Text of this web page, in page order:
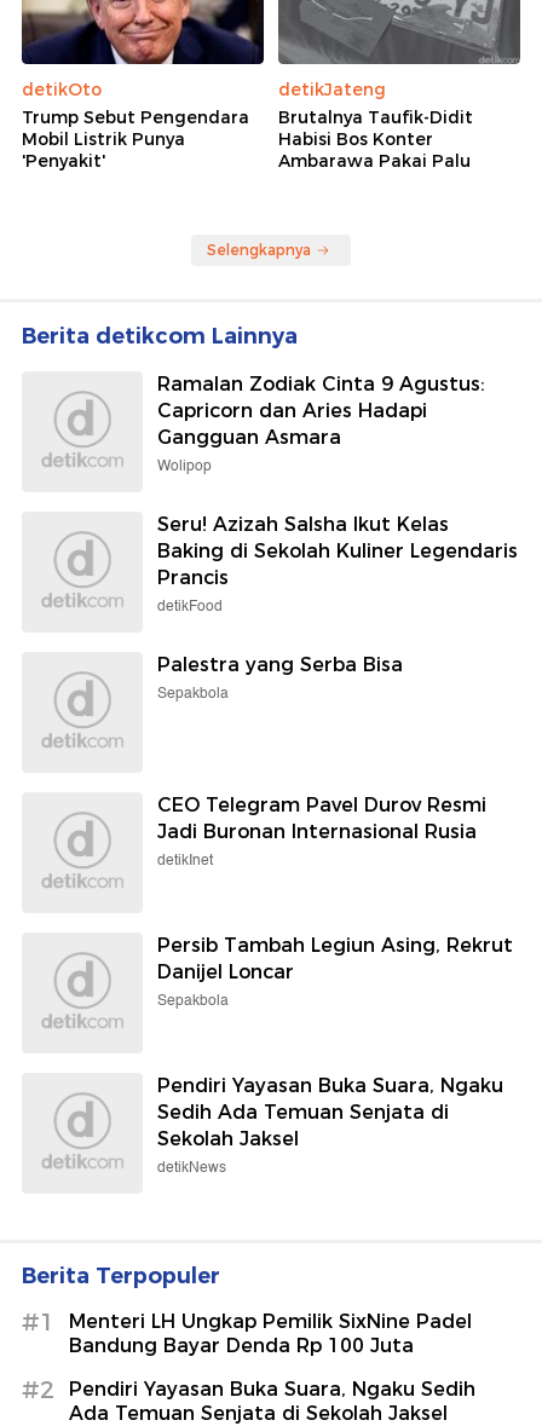
detikOto
Trump Sebut Pengendara
Mobil Listrik Punya
'Penyakit'
detikJateng
Brutalnya Taufik-Didit
Habisi Bos Konter
Ambarawa Pakai Palu
Selengkapnya
Berita detikcom Lainnya
Ramalan Zodiak Cinta 9 Agustus:
Capricorn dan Aries Hadapi
Gangguan Asmara
Wolipop
Seru! Azizah Salsha Ikut Kelas
Baking di Sekolah Kuliner Legendaris
Prancis
detikFood
Palestra yang Serba Bisa
Sepakbola
CEO Telegram Pavel Durov Resmi
Jadi Buronan Internasional Rusia
detikInet
Persib Tambah Legiun Asing, Rekrut
Danijel Loncar
Sepakbola
Pendiri Yayasan Buka Suara, Ngaku
Sedih Ada Temuan Senjata di
Sekolah Jaksel
detikNews
Berita Terpopuler
#1
Menteri LH Ungkap Pemilik SixNine Padel
Bandung Bayar Denda Rp 100 Juta
#2
Pendiri Yayasan Buka Suara, Ngaku Sedih
Ada Temuan Senjata di Sekolah Jaksel